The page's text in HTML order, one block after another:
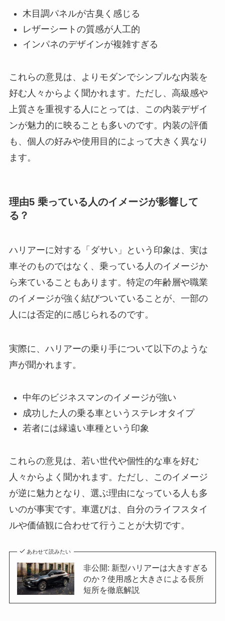
木目調パネルが古臭く感じる
レザーシートの質感が人工的
インパネのデザインが複雑すぎる
これらの意見は、よりモダンでシンプルな内装を
好む人々からよく聞かれます。ただし、高級感や
上質さを重視する人にとっては、この内装デザイ
ンが魅力的に映ることも多いのです。内装の評価
も、個人の好みや使用目的によって大きく異なり
ます。
理由5 乗っている人のイメージが影響して
る？
ハリアーに対する「ダサい」という印象は、実は
車そのものではなく、乗っている人のイメージか
ら来ていることもあります。特定の年齢層や職業
のイメージが強く結びついていることが、一部の
人には否定的に感じられるのです。
実際に、ハリアーの乗り手について以下のような
声が聞かれます。
中年のビジネスマンのイメージが強い
成功した人の乗る車というステレオタイプ
若者には縁遠い車種という印象
これらの意見は、若い世代や個性的な車を好む
人々からよく聞かれます。ただし、このイメージ
が逆に魅力となり、選ぶ理由になっている人も多
いのが事実です。車選びは、自分のライフスタイ
ルや価値観に合わせて行うことが大切です。
あわせて読みたい
非公開: 新型ハリアーは大きすぎる
のか？使用感と大きさによる長所
短所を徹底解説